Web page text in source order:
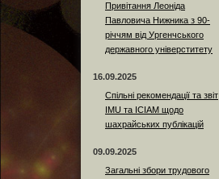
Привітання Леоніда
Павловича Нижника з 90-
річчям від Ургенчського
державного універститету
16.09.2025
Спільні рекомендації та звіт
IMU та ICIAM щодо
шахрайських публікацій
09.09.2025
Загальні збори трудового